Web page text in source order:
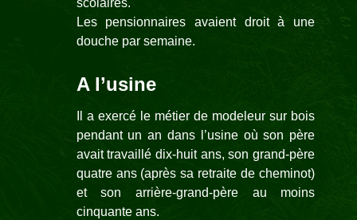
scolaires.
Les pensionnaires avaient droit à une
douche par semaine.
A l’usine
Il a exercé le métier de modeleur sur bois
pendant un an dans l’usine où son père
avait travaillé dix-huit ans, son grand-père
quatre ans (après sa retraite de cheminot)
et son arrière-grand-père au moins
cinquante ans.